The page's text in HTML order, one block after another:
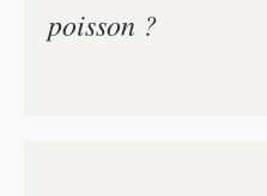
poisson ?